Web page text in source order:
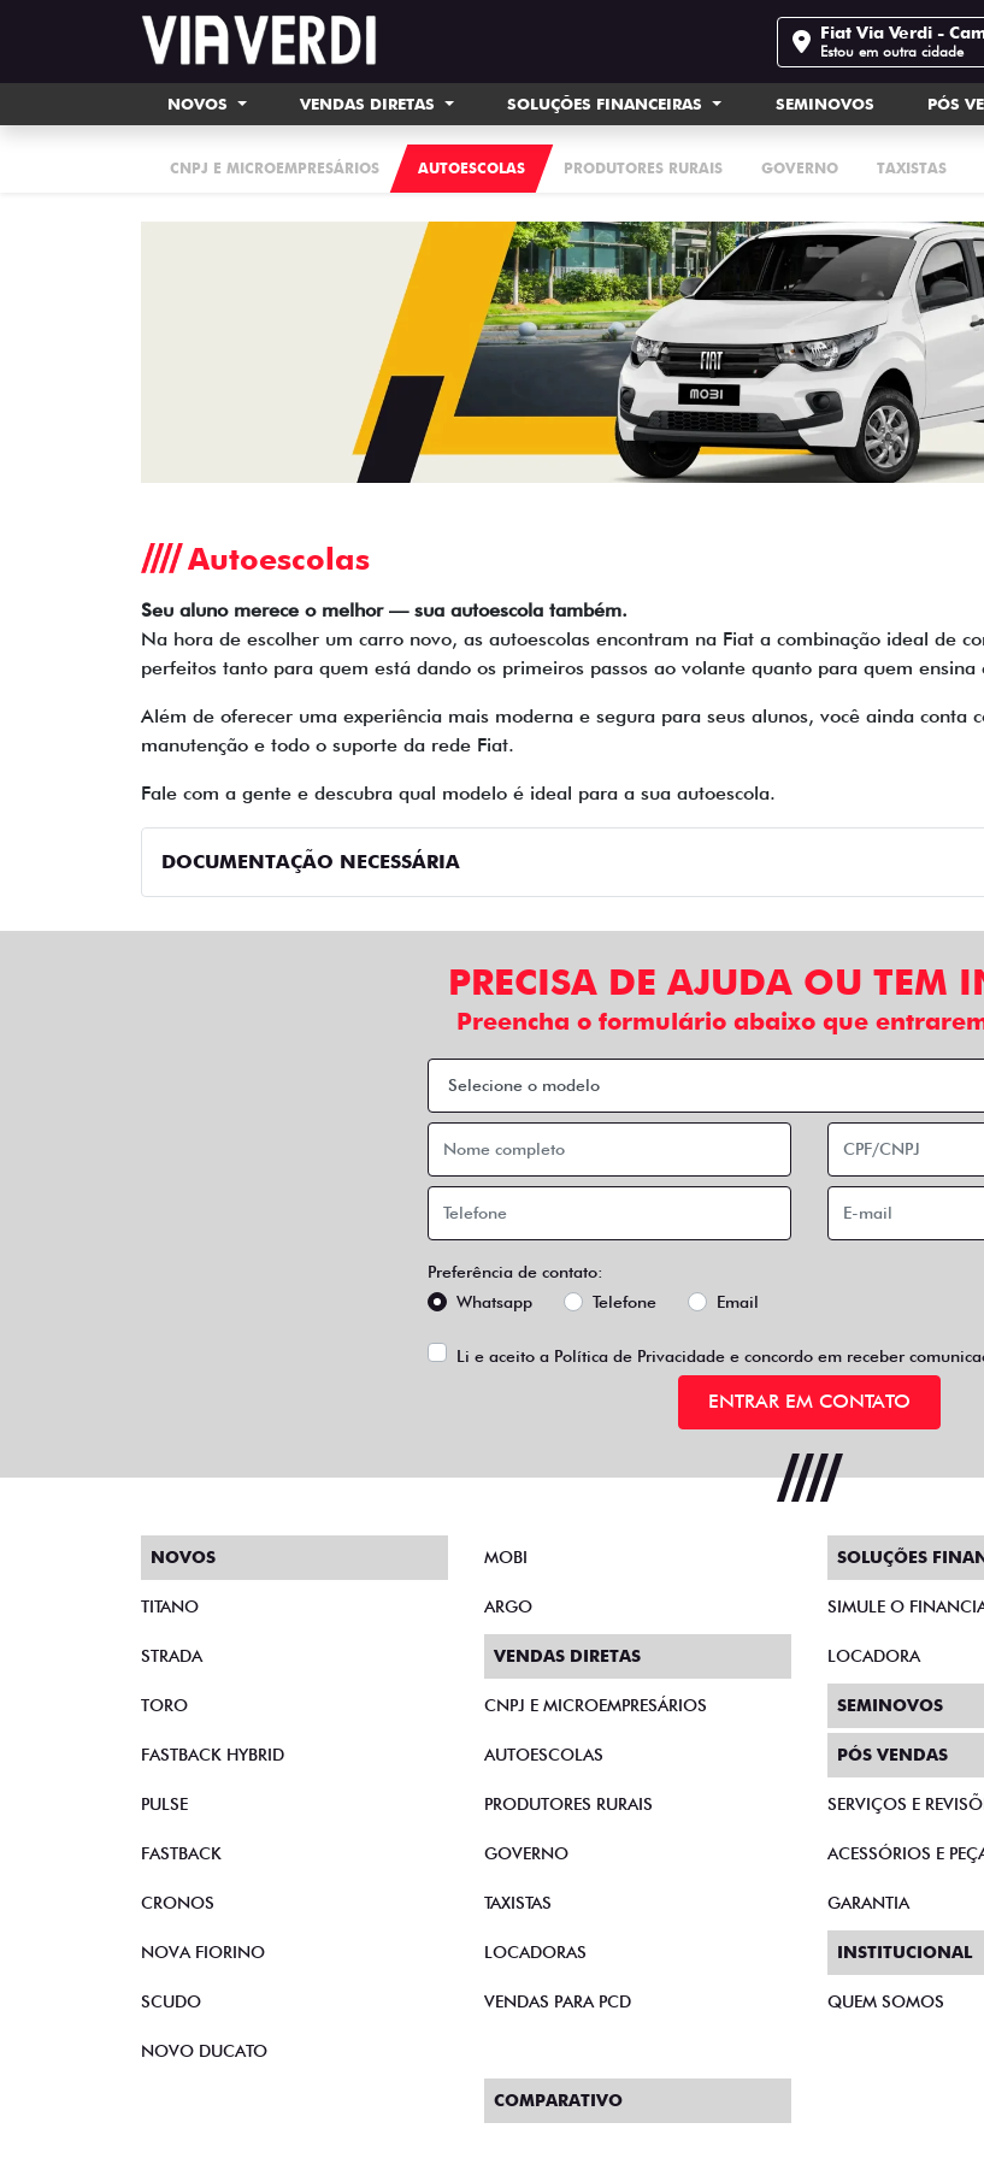
Fiat Via Verdi -
Estou em outra cidade
NOVOS VENDAS DIRETAS SOLUÇÕES FINANCEIRAS SEMINOVOS PÓS
CNPJ E MICROEMPRESÁRIOS AUTOESCOLAS PRODUTORES RURAIS GOVERNO TAXISTAS
Autoescolas
Seu aluno merece o melhor — sua autoescola também.
Na hora de escolher um carro novo, as autoescolas encontram na Fiat a combinação ideal de
perfeitos tanto para quem está dando os primeiros passos ao volante quanto para quem ensina
Além de oferecer uma experiência mais moderna e segura para seus alunos, você ainda conta
manutenção e todo o suporte da rede Fiat.
Fale com a gente e descubra qual modelo é ideal para a sua autoescola.
DOCUMENTAÇÃO NECESSÁRIA
PRECISA DE AJUDA OU TEM
Preencha o formulário abaixo que
Preferência de contato:
Whatsapp
Telefone Email
Li e aceito a Política de Privacidadee concordo em receber
ENTRAR EM CONTATO
NOVOS
TITANO
STRADA
TORO
FASTBACK HYBRID
PULSE
FASTBACK
CRONOS
NOVA FIORINO
SCUDO
NOVO DUCATO
MOBI
ARGO
VENDAS DIRETAS
CNPJ E MICROEMPRESÁRIOS
AUTOESCOLAS
PRODUTORES RURAIS
GOVERNO
TAXISTAS
LOCADORAS
VENDAS PARA PCD
SOLUÇÕES
SIMULE O
LOCADORA
SEMINOVOS
PÓS VENDAS
SERVIÇOS E
ACESSÓRIOS E
GARANTIA
INSTITUCIONAL
QUEM SOMOS
COMPARATIVO